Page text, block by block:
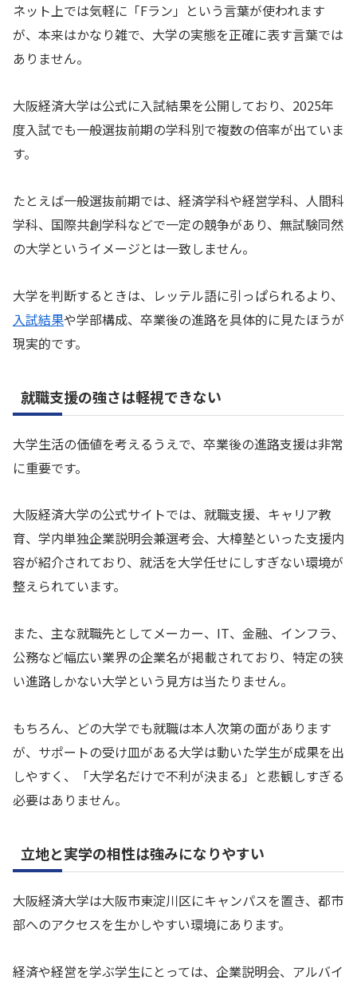
ネット上では気軽に「Fラン」という言葉が使われます
が、本来はかなり雑で、大学の実態を正確に表す言葉では
ありません。
大阪経済大学は公式に入試結果を公開しており、2025年
度入試でも一般選抜前期の学科別で複数の倍率が出ていま
す。
たとえば一般選抜前期では、経済学科や経営学科、人間科
学科、国際共創学科などで一定の競争があり、無試験同然
の大学というイメージとは一致しません。
大学を判断するときは、レッテル語に引っぱられるより、
入試結果や学部構成、卒業後の進路を具体的に見たほうが
現実的です。
就職支援の強さは軽視できない
大学生活の価値を考えるうえで、卒業後の進路支援は非常
に重要です。
大阪経済大学の公式サイトでは、就職支援、キャリア教
育、学内単独企業説明会兼選考会、大樟塾といった支援内
容が紹介されており、就活を大学任せにしすぎない環境が
整えられています。
また、主な就職先としてメーカー、IT、金融、インフラ、
公務など幅広い業界の企業名が掲載されており、特定の狭
い進路しかない大学という見方は当たりません。
もちろん、どの大学でも就職は本人次第の面があります
が、サポートの受け皿がある大学は動いた学生が成果を出
しやすく、「大学名だけで不利が決まる」と悲観しすぎる
必要はありません。
立地と実学の相性は強みになりやすい
大阪経済大学は大阪市東淀川区にキャンパスを置き、都市
部へのアクセスを生かしやすい環境にあります。
経済や経営を学ぶ学生にとっては、企業説明会、アルバイ